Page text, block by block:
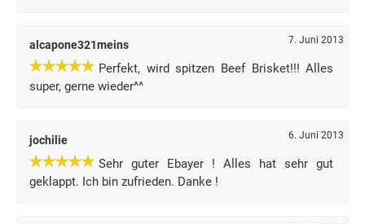
alcapone321meins 7. Juni 2013
Perfekt, wird spitzen Beef Brisket!!! Alles
super, gerne wieder^^
jochilie 6. Juni 2013
Sehr guter Ebayer ! Alles hat sehr gut
geklappt. Ich bin zufrieden. Danke !